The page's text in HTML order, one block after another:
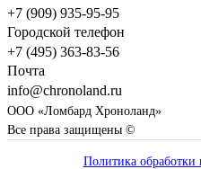
+7 (909) 935-95-95
Городской телефон
+7 (495) 363-83-56
Почта
info@chronoland.ru
ООО «Ломбард Хроноланд»
Все права защищены ©
Политика